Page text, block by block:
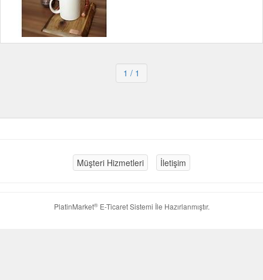
1 / 1
Müşteri Hizmetleri İletişim
PlatinMarket®E-Ticaret Sistemi İle Hazırlanmıştır.